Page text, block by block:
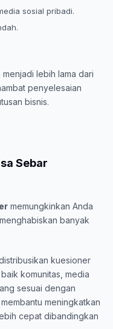
sosial pribadi.
lebih lama dari
penyelesaian
bisnis.
Sebar
memungkinkan Anda
banyak
kuesioner
komunitas, media
sesuai dengan
meningkatkan
cepat dibandingkan